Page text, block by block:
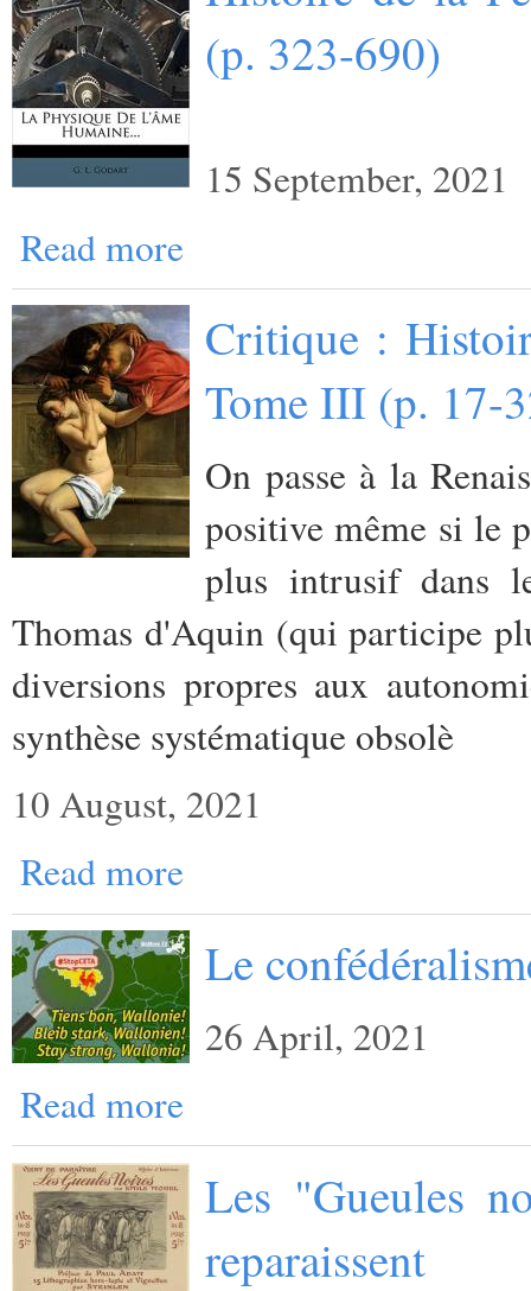
(p. 323-690)
15 September, 2021
Read more
Critique :
Tome III (p. 17-
On passe à la
positive même si le
plus intrusif dans
Thomas d'Aquin (qui participe
diversions propres aux
synthèse systématique obsolè
10 August, 2021
Read more
Le
26 April, 2021
Read more
Les "Gueules
reparaissent